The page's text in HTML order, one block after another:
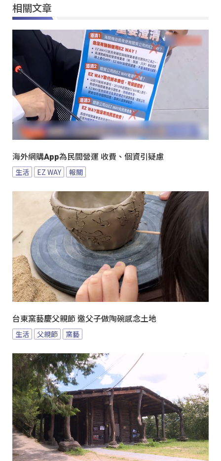
相關文章
海外網購App為民間營運 收費、個資引疑慮
生活 EZ WAY 報關
台東窯藝慶父親節 邀父子做陶碗感念土地
生活 父親節 窯藝